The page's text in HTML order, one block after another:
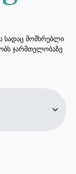
სადაც მომხრებლი
ჯარმთელობაზე